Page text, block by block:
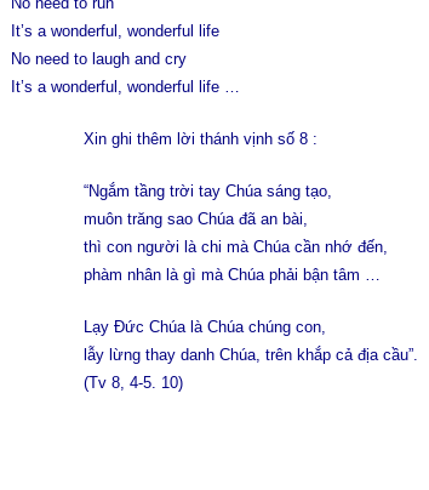
It’s a wonderful, wonderful life
No need to laugh and cry
It’s a wonderful, wonderful life …
Xin ghi thêm lời thánh vịnh số 8 :
“Ngắm tầng trời tay Chúa sáng tạo,
muôn trăng sao Chúa đã an bài,
thì con người là chi mà Chúa cần nhớ đến,
phàm nhân là gì mà Chúa phải bận tâm …
Lạy Đức Chúa là Chúa chúng con,
lẫy lừng thay danh Chúa, trên khắp cả địa cầu”.
(Tv 8, 4-5. 10)